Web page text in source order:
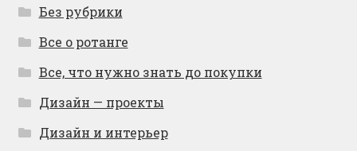
Без рубрики
Все о ротанге
Все, что нужно знать до покупки
Дизайн — проекты
Дизайн и интерьер